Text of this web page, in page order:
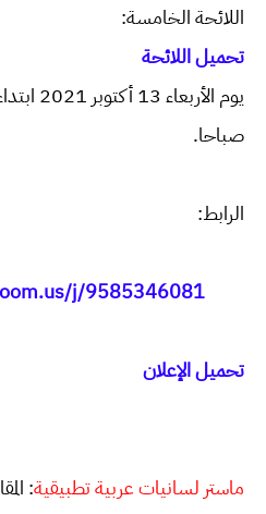
اللائحة الخامسة:
تحميل اللائحة
يوم
صباحا.
الرابط:
j/9585346081
تحميل الإعلان
ماستر لسانيات عربية تطبيقية: